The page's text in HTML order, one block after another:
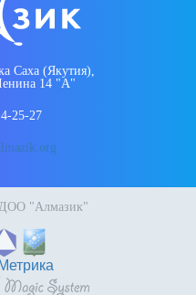
Саха (Якутия),
14 "А"
25-27
"Алмазик"